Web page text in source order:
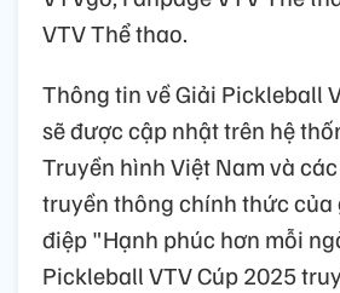
VTV Thể thao.
Thông tin về Giải Pickleball
sẽ được cập nhật trên hệ
Truyền hình Việt Nam và
truyền thông chính thức của
điệp "Hạnh phúc hơn mỗi
Pickleball VTV Cúp 2025